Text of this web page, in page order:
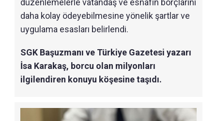
düzenlemelerle vatandaş ve esnafın borçlarını
daha kolay ödeyebilmesine yönelik şartlar ve
uygulama esasları belirlendi.
SGK Başuzmanı ve Türkiye Gazetesi yazarı
İsa Karakaş, borcu olan milyonları
ilgilendiren konuyu köşesine taşıdı.